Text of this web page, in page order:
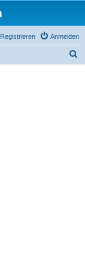
Anmelden
Registrieren